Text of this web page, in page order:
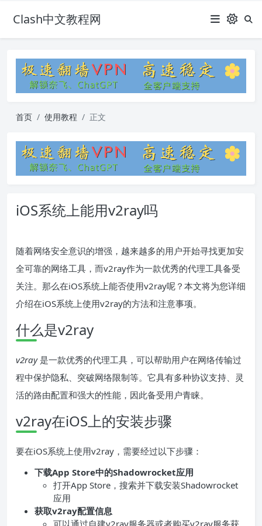
Clash中文教程网
首页 使用教程 正文
iOS系统上能用v2ray吗
随着网络安全意识的增强，越来越多的用户开始寻找更加安
全可靠的网络工具，而v2ray作为一款优秀的代理工具备受
关注。那么在iOS系统上能否使用v2ray呢？本文将为您详细
介绍在iOS系统上使用v2ray的方法和注意事项。
什么是v2ray
v2ray是一款优秀的代理工具，可以帮助用户在网络传输过
程中保护隐私、突破网络限制等。它具有多种协议支持、灵
活的路由配置和强大的性能，因此备受用户青睐。
v2ray在iOS上的安装步骤
要在iOS系统上使用v2ray，需要经过以下步骤：
下载App Store中的Shadowrocket应用
打开App Store，搜索并下载安装Shadowrocket
应用
获取v2ray配置信息